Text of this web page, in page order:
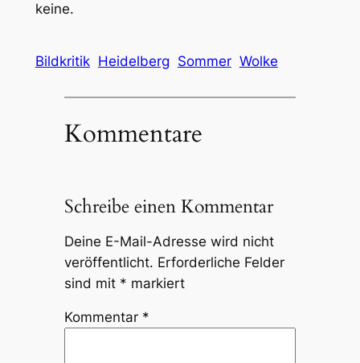
keine.
Bildkritik Heidelberg Sommer Wolke
Kommentare
Schreibe einen Kommentar
Deine E-Mail-Adresse wird nicht
veröffentlicht. Erforderliche Felder
sind mit * markiert
Kommentar *